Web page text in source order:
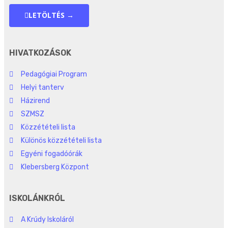
LETÖLTÉS →
HIVATKOZÁSOK
Pedagógiai Program
Helyi tanterv
Házirend
SZMSZ
Közzétételi lista
Különös közzétételi lista
Egyéni fogadóórák
Klebersberg Központ
ISKOLÁNKRÓL
A Krúdy Iskoláról